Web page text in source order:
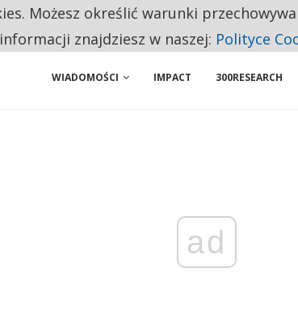
PRZEMYSŁ. NA LIŚCIE SĄ DWA PODMIOTY Z POLSKI
WIADOMOŚCI IMPACT 300RESEARCH
ad
Możesz określić warunki
znajdziesz w naszej: Polityce